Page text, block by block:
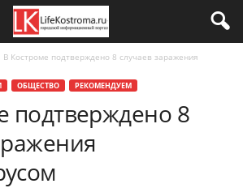
В Костроме подтверждено 8 случаев заражения
ОБЩЕСТВО РЕКОМЕНДУЕМ
подтверждено 8